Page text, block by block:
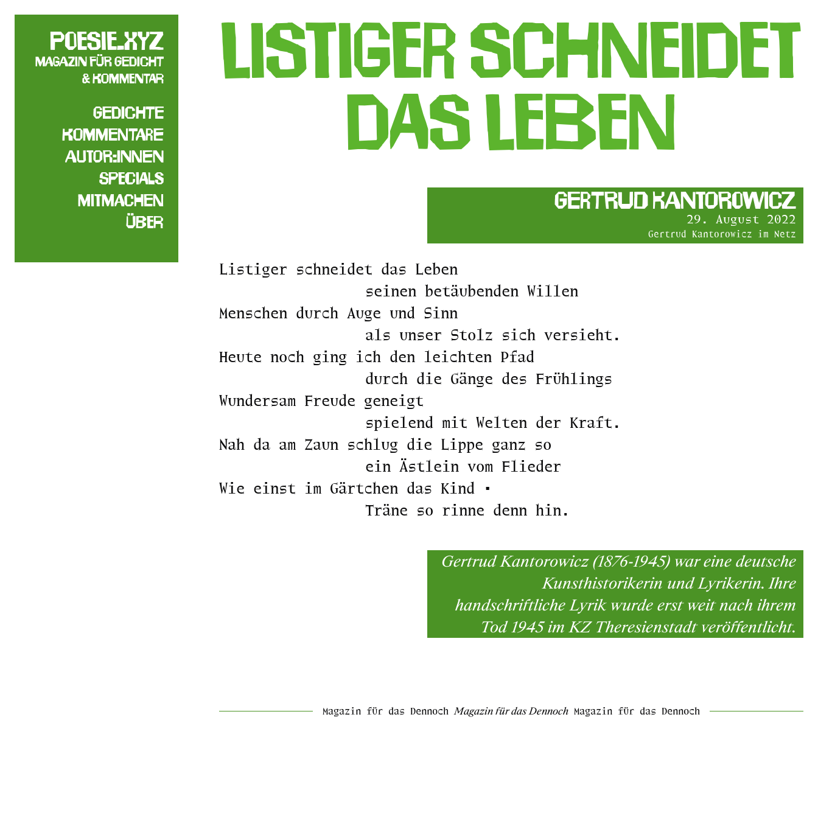
poesie.xyz
Magazin für Gedicht
& Kommentar
Gedichte
Kommentare
Autor:innen
Specials
Mitmachen
Über
Listiger schneidet
das Leben
Gertrud Kantorowicz
29. August 2022
Gertrud Kantorowicz im Netz
Listiger schneidet das Leben
seinen betäubenden Willen
Menschen durch Auge und Sinn
als unser Stolz sich versieht.
Heute noch ging ich den leichten Pfad
durch die Gänge des Frühlings
Wundersam Freude geneigt
spielend mit Welten der Kraft.
Nah da am Zaun schlug die Lippe ganz so
ein Ästlein vom Flieder
Wie einst im Gärtchen das Kind •
Träne so rinne denn hin.
Gertrud Kantorowicz (1876-1945) war eine deutsche
Kunsthistorikerin und Lyrikerin. Ihre
handschriftliche Lyrik wurde erst weit nach ihrem
Tod 1945 im KZ Theresienstadt veröffentlicht.
Magazin für das Dennoch Magazin für das Dennoch Magazin für das Dennoch